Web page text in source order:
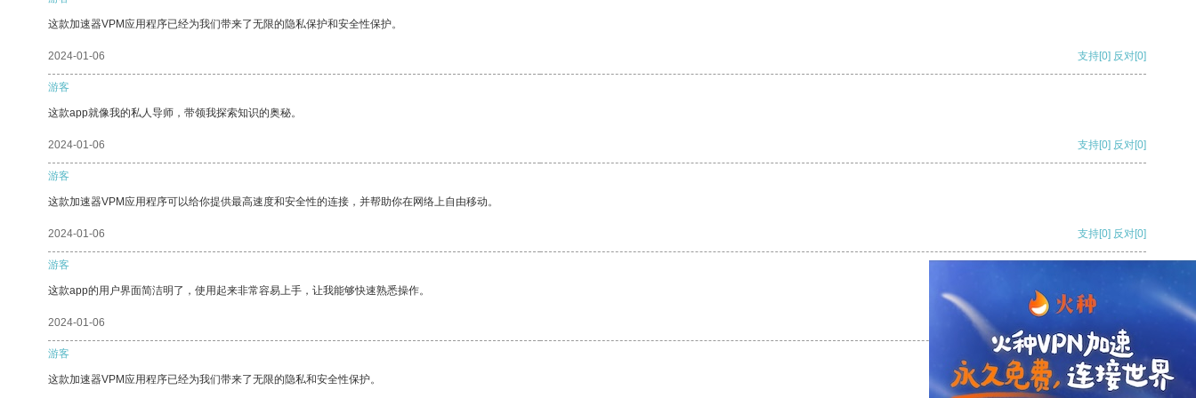
这款加速器VPM应用程序已经为我们带来了无限的隐私保护和安全性保护。
2024-01-06 支持[0] 反对[0]
游客
这款app就像我的私人导师，带领我探索知识的奥秘。
2024-01-06 支持[0] 反对[0]
游客
这款加速器VPM应用程序可以给你提供最高速度和安全性的连接，并帮助你在网络上自由移动。
2024-01-06 支持[0] 反对[0]
游客
这款app的用户界面简洁明了，使用起来非常容易上手，让我能够快速熟悉操作。
2024-01-06
游客
这款加速器VPM应用程序已经为我们带来了无限的隐私和安全性保护。